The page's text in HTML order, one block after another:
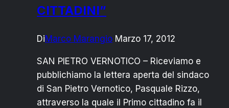
CITTADINI”
DiMarco Marangio Marzo 17, 2012
SAN PIETRO VERNOTICO – Riceviamo e
pubblichiamo la lettera aperta del sindaco
di San Pietro Vernotico, Pasquale Rizzo,
attraverso la quale il Primo cittadino fa il